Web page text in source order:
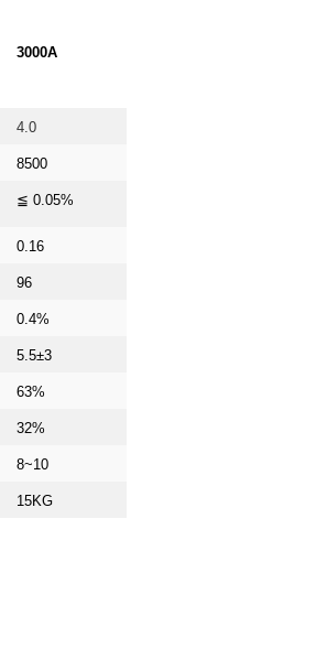
3000A
4.0
8500
≦ 0.05%
0.16
96
0.4%
5.5±3
63%
32%
8~10
15KG